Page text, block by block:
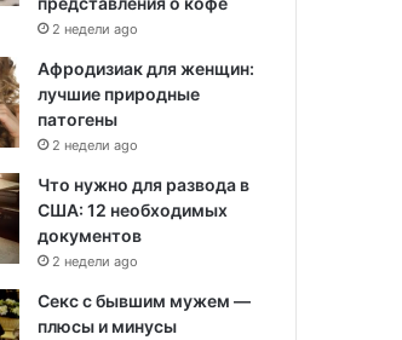
2 недели ago
Афродизиак для женщин:
лучшие природные
патогены
2 недели ago
Что нужно для развода в
США: 12 необходимых
документов
2 недели ago
Секс с бывшим мужем —
плюсы и минусы